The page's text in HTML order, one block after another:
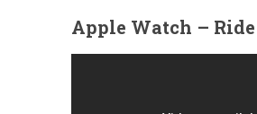
Apple Watch – Ride